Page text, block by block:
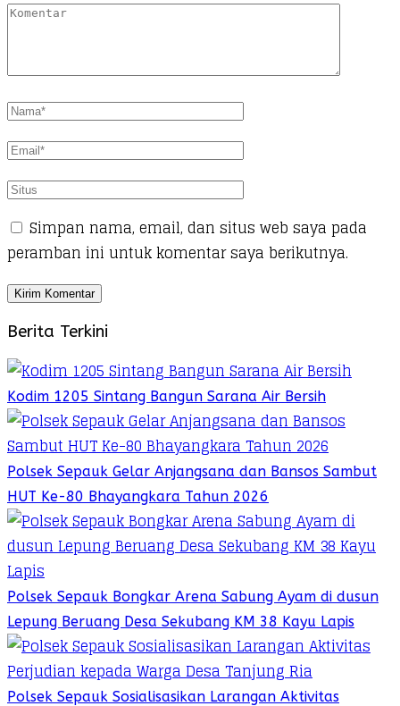
Simpan nama, email, dan situs web saya pada
peramban ini untuk komentar saya berikutnya.
Berita Terkini
Kodim 1205 Sintang Bangun Sarana Air Bersih
Polsek Sepauk Gelar Anjangsana dan Bansos Sambut
HUT Ke-80 Bhayangkara Tahun 2026
Polsek Sepauk Bongkar Arena Sabung Ayam di dusun
Lepung Beruang Desa Sekubang KM 38 Kayu Lapis
Polsek Sepauk Sosialisasikan Larangan Aktivitas